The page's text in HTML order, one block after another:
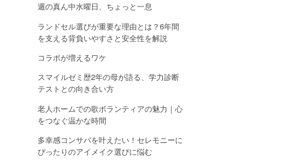
週の真ん中水曜日、ちょっと一息
ランドセル選びが重要な理由とは？6年間
を支える背負いやすさと安全性を解説
コラボが増えるワケ
スマイルゼミ歴2年の母が語る、学力診断
テストとの向き合い方
老人ホームでの歌ボランティアの魅力｜心
をつなぐ温かな時間
多幸感コンサバを叶えたい！セレモニーに
ぴったりのアイメイク選びに悩む